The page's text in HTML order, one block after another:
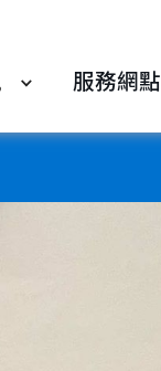
服務網點